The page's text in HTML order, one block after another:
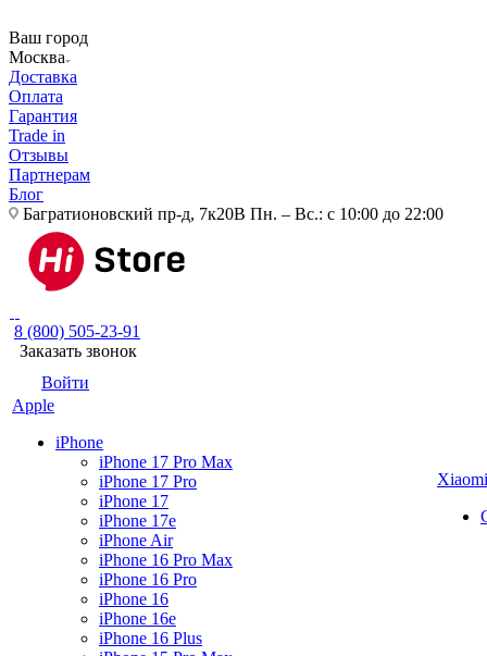
Ваш город
Москва
Доставка
Оплата
Гарантия
Trade in
Отзывы
Партнерам
Блог
Багратионовский пр-д, 7к20В Пн. – Вс.: с 10:00 до 22:00
8 (800) 505-23-91
Заказать звонок
Войти
Apple
iPhone
iPhone 17 Pro Max
iPhone 17 Pro
iPhone 17
iPhone 17e
iPhone Air
iPhone 16 Pro Max
iPhone 16 Pro
iPhone 16
iPhone 16e
iPhone 16 Plus
Xiaomi